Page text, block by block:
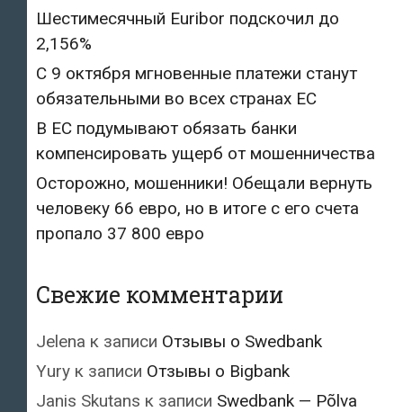
Шестимесячный Euribor подскочил до
2,156%
С 9 октября мгновенные платежи станут
обязательными во всех странах ЕС
В ЕС подумывают обязать банки
компенсировать ущерб от мошенничества
Осторожно, мошенники! Обещали вернуть
человеку 66 евро, но в итоге с его счета
пропало 37 800 евро
Свежие комментарии
Jelena к записи Отзывы о Swedbank
Yury к записи Отзывы о Bigbank
Janis Skutans к записи Swedbank — Põlva